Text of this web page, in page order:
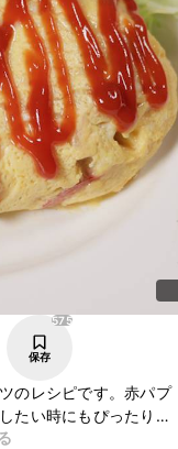
575
保存
のレシピです。赤パプ
たい時にもぴったりな
てもおいしく召し上が